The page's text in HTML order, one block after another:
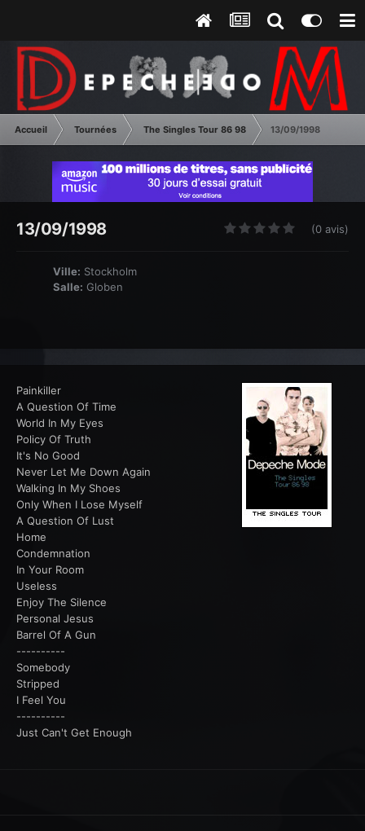
Accueil Tournées The Singles Tour 86 98 13/09/1998
13/09/1998 (0 avis)
Ville: Stockholm
Salle: Globen
Painkiller
A Question Of Time
World In My Eyes
Policy Of Truth
It's No Good
Never Let Me Down Again
Walking In My Shoes
Only When I Lose Myself
A Question Of Lust
Home
Condemnation
In Your Room
Useless
Enjoy The Silence
Personal Jesus
Barrel Of A Gun
----------
Somebody
Stripped
I Feel You
----------
Just Can't Get Enough